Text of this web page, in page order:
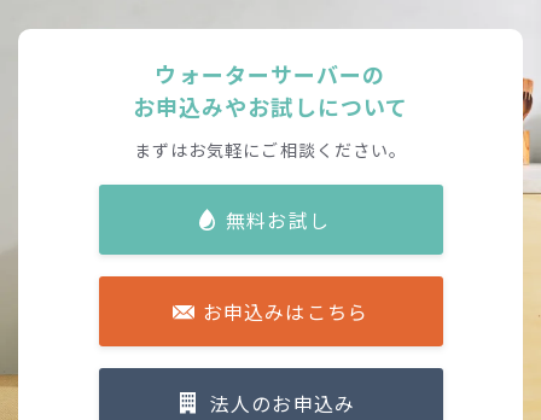
ウォーターサーバーの
お申込みやお試しについて
まずはお気軽にご相談ください。
無料お試し
お申込みはこちら
法人のお申込み